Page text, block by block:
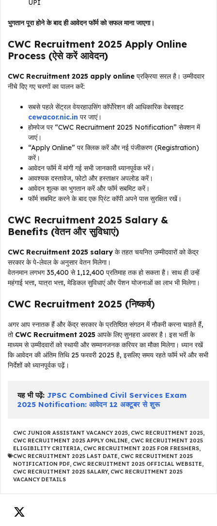
UPI
भुगतान पूरा होने के बाद ही आवेदन फॉर्म को सफल माना जाएगा।
CWC Recruitment 2025 Apply Online
Process (ऐसे करें आवेदन)
CWC Recruitment 2025 apply online प्रक्रिया सरल है। उम्मीदवार
नीचे दिए गए चरणों का पालन करें:
सबसे पहले सेंट्रल वेयरहाउसिंग कॉर्पोरेशन की आधिकारिक वेबसाइट
cewacor.nic.in पर जाएं।
होमपेज पर “CWC Recruitment 2025 Notification” सेक्शन में
जाएं।
“Apply Online” पर क्लिक करें और नई पंजीकरण (Registration)
करें।
आवेदन फॉर्म में मांगी गई सभी जानकारी ध्यानपूर्वक भरें।
आवश्यक दस्तावेज, फोटो और हस्ताक्षर अपलोड करें।
आवेदन शुल्क का भुगतान करें और फॉर्म सबमिट करें।
फॉर्म सबमिट करने के बाद एक प्रिंट कॉपी अपने पास सुरक्षित रखें।
CWC Recruitment 2025 Salary &
Benefits (वेतन और सुविधाएं)
CWC Recruitment 2025 salary के तहत चयनित उम्मीदवारों को केंद्र
सरकार के पे-लेवल के अनुसार वेतन मिलेगा।
वेतनमान लगभग ₹35,400 से ₹1,12,400 प्रतिमाह तक हो सकता है। साथ ही उन्हें
महंगाई भत्ता, यात्रा भत्ता, मेडिकल सुविधाएं और पेंशन योजनाओं का लाभ भी मिलेगा।
CWC Recruitment 2025 (निष्कर्ष)
अगर आप स्नातक हैं और केंद्र सरकार के प्रतिष्ठित संगठन में नौकरी करना चाहते हैं,
तो CWC Recruitment 2025 आपके लिए सुनहरा अवसर है। इस भर्ती के
माध्यम से उम्मीदवारों को स्थायी और सम्मानजनक करियर का मौका मिलेगा। ध्यान रखें
कि आवेदन की अंतिम तिथि 25 फरवरी 2025 है, इसलिए समय रहते फॉर्म भरें और सभी
निर्देशों को ध्यानपूर्वक पढ़ें।
यह भी पढ़ें: JPSC Combined Civil Services Exam
2025 Notification: आवेदन 12 अक्टूबर से शुरू
CWC JUNIOR ASSISTANT VACANCY 2025 CWC RECRUITMENT 2025
CWC RECRUITMENT 2025 APPLY ONLINE CWC RECRUITMENT 2025
ELIGIBILITY CRITERIA CWC RECRUITMENT 2025 FOR FRESHERS
CWC RECRUITMENT 2025 LAST DATE CWC RECRUITMENT 2025
NOTIFICATION PDF CWC RECRUITMENT 2025 OFFICIAL WEBSITE
CWC RECRUITMENT 2025 SALARY, CWC RECRUITMENT 2025
VACANCY DETAILS